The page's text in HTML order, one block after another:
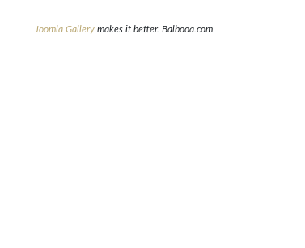
Joomla Gallery makes it better. Balbooa.com